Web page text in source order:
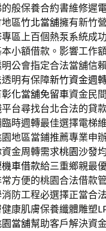
般保養合約書維修遲
區竹北當舖擁有新竹營
專區上百個熱泵系統成功
小額借款。影響工作
公會指定合法當舖信
明有保障新竹資金週
彰化當舖免留車資金民間
平台尋找台北合法的貸
時週轉最佳選擇電梯維
地區當鋪推薦專業申
金周轉需求桃園沙發均
車借款給三重鄉親最
常方便的桃園合法借款
防工程必選擇正當合法
康肌膚保養纖體雕塑
當舖幫助客戶解決資